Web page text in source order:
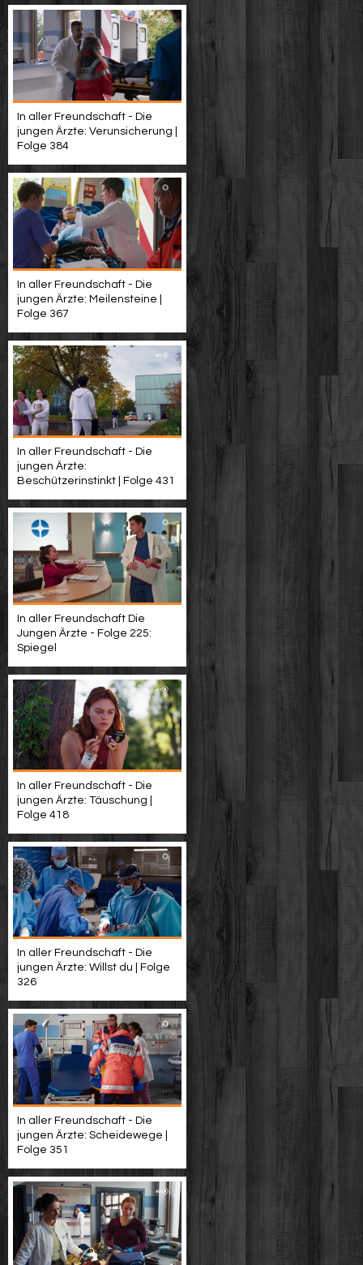
In aller Freundschaft - Die
jungen Ärzte: Verunsicherung |
Folge 384
In aller Freundschaft - Die
jungen Ärzte: Meilensteine |
Folge 367
In aller Freundschaft - Die
jungen Ärzte:
Beschützerinstinkt | Folge 431
In aller Freundschaft Die
Jungen Ärzte - Folge 225:
Spiegel
In aller Freundschaft - Die
jungen Ärzte: Täuschung |
Folge 418
In aller Freundschaft - Die
jungen Ärzte: Willst du | Folge
326
In aller Freundschaft - Die
jungen Ärzte: Scheidewege |
Folge 351